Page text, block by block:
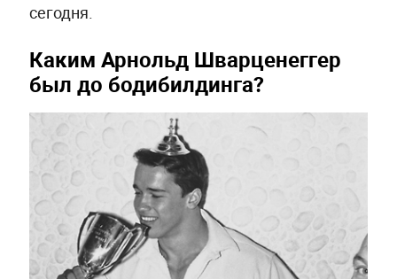
сегодня.
Каким Арнольд Шварценеггер
был до бодибилдинга?